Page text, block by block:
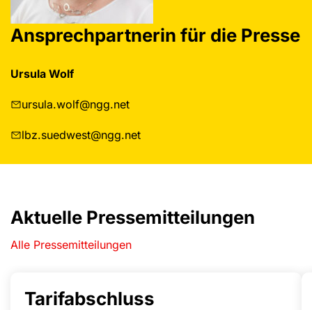
Ansprechpartnerin für die Presse
Ursula Wolf
ursula.wolf@ngg.net
lbz.suedwest@ngg.net
Aktuelle Pressemitteilungen
Alle Pressemitteilungen
Tarifabschluss